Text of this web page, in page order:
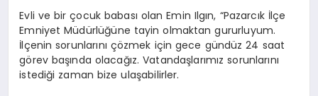
Evli ve bir çocuk babası olan Emin Ilgın, “Pazarcık İlçe
Emniyet Müdürlüğüne tayin olmaktan gururluyum.
İlçenin sorunlarını çözmek için gece gündüz 24 saat
görev başında olacağız. Vatandaşlarımız sorunlarını
istediği zaman bize ulaşabilirler.